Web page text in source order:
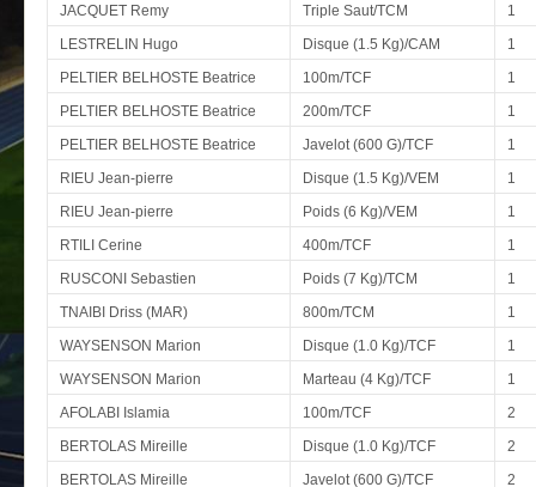
JACQUET Remy
Triple Saut/TCM
1
LESTRELIN Hugo
Disque (1.5 Kg)/CAM
1
PELTIER BELHOSTE Beatrice
100m/TCF
1
PELTIER BELHOSTE Beatrice
200m/TCF
1
PELTIER BELHOSTE Beatrice
Javelot (600 G)/TCF
1
RIEU Jean-pierre
Disque (1.5 Kg)/VEM
1
RIEU Jean-pierre
Poids (6 Kg)/VEM
1
RTILI Cerine
400m/TCF
1
RUSCONI Sebastien
Poids (7 Kg)/TCM
1
TNAIBI Driss (MAR)
800m/TCM
1
WAYSENSON Marion
Disque (1.0 Kg)/TCF
1
WAYSENSON Marion
Marteau (4 Kg)/TCF
1
AFOLABI Islamia
100m/TCF
2
BERTOLAS Mireille
Disque (1.0 Kg)/TCF
2
BERTOLAS Mireille
Javelot (600 G)/TCF
2